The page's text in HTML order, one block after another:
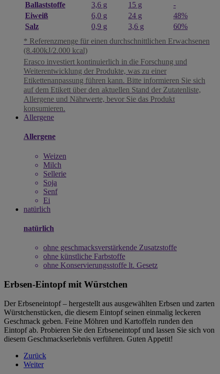
Ballaststoffe
3,6 g 15 g
-
Eiweiß
6,0 g 24 g
48%
Salz
0,9 g 3,6 g
60%
* Referenzmenge für einen durchschnittlichen Erwachsenen
(8.400kJ/2.000 kcal)
Erasco investiert kontinuierlich in die Forschung und
Weiterentwicklung der Produkte, was zu einer
Etikettenanpassung führen kann. Bitte informieren Sie sich
auf dem Etikett über den aktuellen Stand der Zutatenliste,
Allergene und Nährwerte, bevor Sie das Produkt
konsumieren.
Allergene
Allergene
Weizen
Milch
Sellerie
Soja
Senf
Ei
natürlich
natürlich
ohne geschmacksverstärkende Zusatzstoffe
ohne künstliche Farbstoffe
ohne Konservierungsstoffe lt. Gesetz
Erbsen-Eintopf mit Würstchen
Der Erbseneintopf – hergestellt aus ausgewählten Erbsen und zarten
Würstchenstücken, die diesem Eintopf seinen einmalig leckeren
Geschmack geben. Feine Möhren und Kartoffeln runden den
Eintopf ab. Probieren Sie den Erbseneintopf und lassen Sie sich von
diesem Geschmackserlebnis verführen. Guten Appetit!
Zurück
Weiter